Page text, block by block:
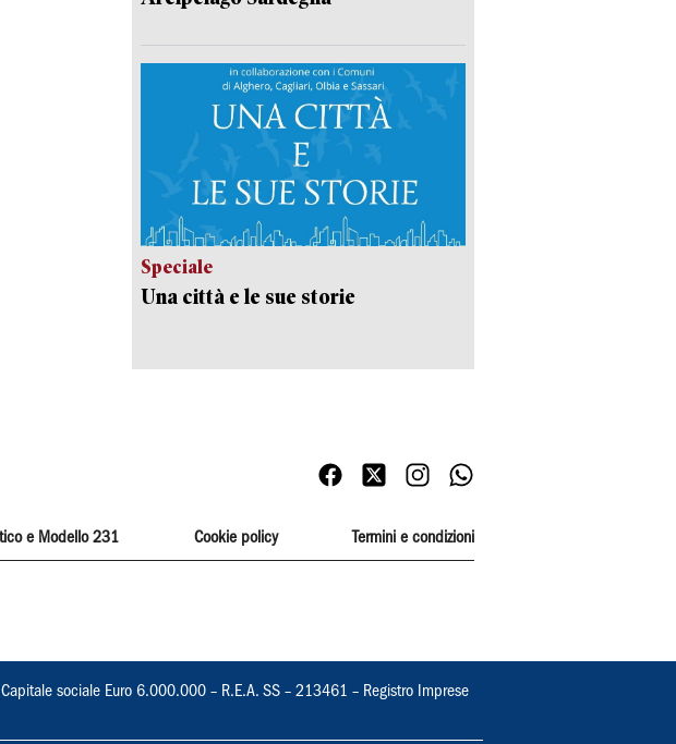
Speciale
Una città e le sue storie
e Modello 231 Cookie policy Termini e condizioni
sociale Euro 6.000.000 – R.E.A. SS – 213461 – Registro Imprese